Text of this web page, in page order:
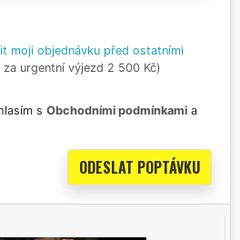
moji objednávku před ostatními
urgentní výjezd 2 500 Kč)
s Obchodními podmínkami a